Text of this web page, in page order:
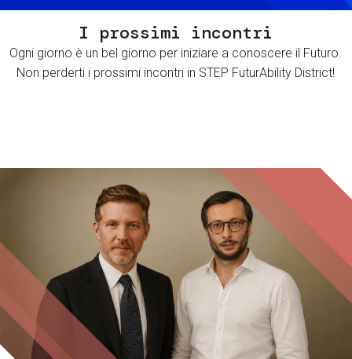
I prossimi incontri
Ogni giorno è un bel giorno per iniziare a conoscere il Futuro.
Non perderti i prossimi incontri in STEP FuturAbility District!